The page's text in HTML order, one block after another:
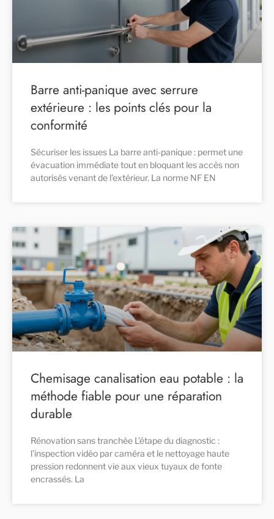
Barre anti-panique avec serrure
extérieure : les points clés pour la
conformité
Sécuriser les issues La barre anti-panique : permet une
évacuation immédiate tout en bloquant les accès non
autorisés venant de l’extérieur. La norme NF EN
Chemisage canalisation eau potable : la
méthode fiable pour une réparation
durable
Rénovation sans tranchée L’étape du diagnostic :
l’inspection vidéo par caméra et le nettoyage haute
pression redonnent vie aux vieux tuyaux de fonte
encrassés. La